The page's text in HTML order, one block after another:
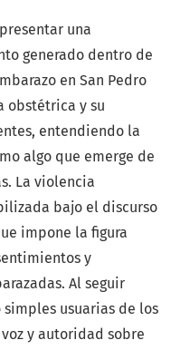
una
generado dentro de
en San Pedro
obstétrica y su
entendiendo la
algo que emerge de
La violencia
bajo el discurso
impone la figura
y
Al seguir
usuarias de los
y autoridad sobre